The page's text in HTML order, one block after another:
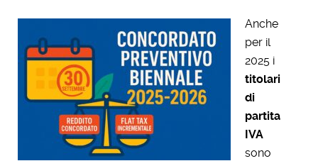
Anche
per il
2025 i
titolari
di
partita
IVA
sono